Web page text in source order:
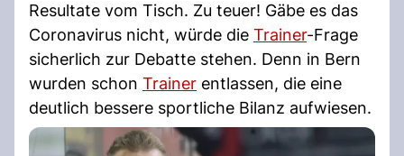
Resultate vom Tisch. Zu teuer! Gäbe es das
Coronavirus nicht, würde die Trainer-Frage
sicherlich zur Debatte stehen. Denn in Bern
wurden schon Trainer entlassen, die eine
deutlich bessere sportliche Bilanz aufwiesen.